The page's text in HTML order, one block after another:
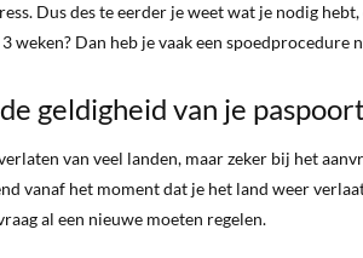
Dus des te eerder je weet wat je nodig
weken? Dan heb je vaak een spoedprocedure
geldigheid van je
van veel landen, maar zeker bij het
vanaf het moment dat je het land weer
al een nieuwe moeten regelen.